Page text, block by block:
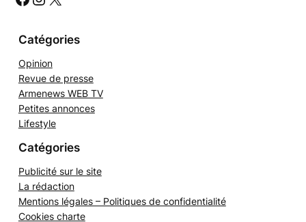
h
r
# # #
Opinion
Revue de presse
Armenews WEB TV
Petites annonces
Publicité sur le site
La rédaction
Mentions légales – Politiques de confidentialité